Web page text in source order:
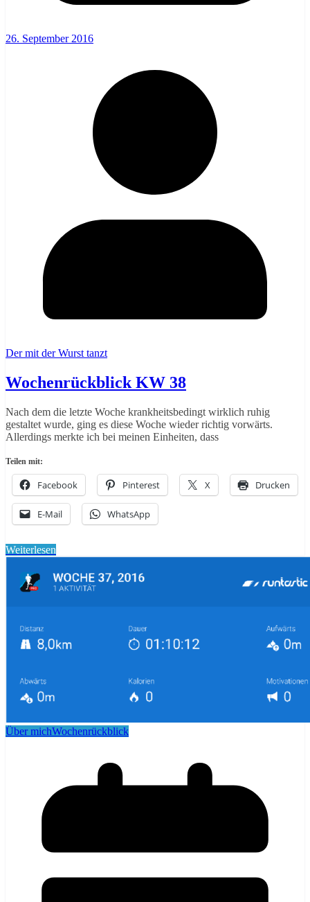
26. September 2016
Der mit der Wurst tanzt
Wochenrückblick KW 38
Nach dem die letzte Woche krankheitsbedingt wirklich ruhig
gestaltet wurde, ging es diese Woche wieder richtig vorwärts.
Allerdings merkte ich bei meinen Einheiten, dass
Teilen mit:
Facebook Pinterest X Drucken
E-Mail WhatsApp
Weiterlesen
Über michWochenrückblick